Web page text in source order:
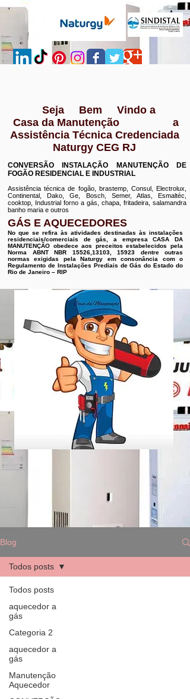
Seja Bem Vindo a
Casa da Manutenção a
Assistência Técnica Credenciada
Naturgy CEG RJ
CONVERSÃO INSTALAÇÃO MANUTENÇÃO DE
FOGÃO RESIDENCIAL E INDUSTRIAL
Assistência técnica de fogão, brastemp, Consul, Electrolux,
Continental, Dako, Ge, Bosch, Semer, Atlas, Esmaltéc,
cooktop, Industrial forno a gás, chapa, fritadeira, salamandra
banho maria e outros
GÁS E AQUECEDORES
No que se refira às atividades destinadas às instalações
residenciais/comerciais de gás, a empresa CASA DA
MANUTENÇÃO obedece aos preceitos estabelecidos pela
Norma ABNT NBR 15526,13103, 15923 dentre outras
normas exigidas pela Naturgy em consonância com o
Regulamento de Instalações Prediais de Gás do Estado do
Rio de Janeiro – RIP
Blog
Todos posts
aquecedor a
gás
Categoria 2
aquecedor a
gás
Manutenção
Aquecedor
Todos posts